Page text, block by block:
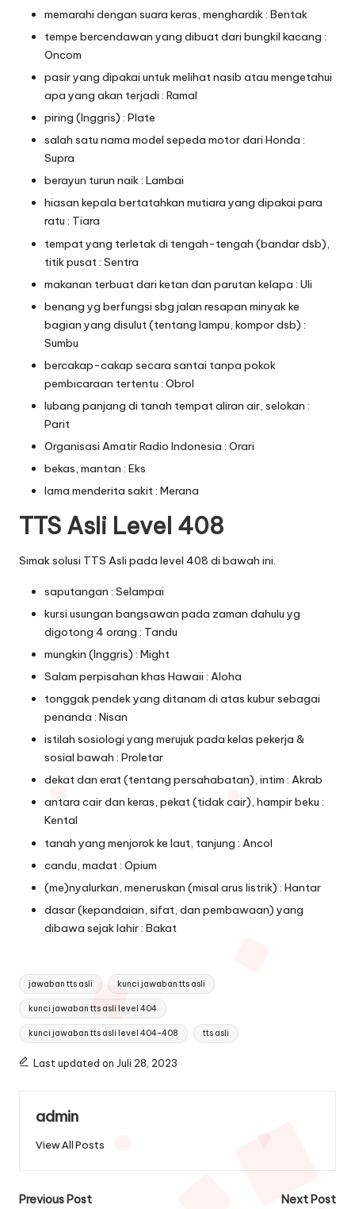
memarahi dengan suara keras, menghardik : Bentak
tempe bercendawan yang dibuat dari bungkil kacang :
Oncom
pasir yang dipakai untuk melihat nasib atau mengetahui
apa yang akan terjadi : Ramal
piring (Inggris) : Plate
salah satu nama model sepeda motor dari Honda :
Supra
berayun turun naik : Lambai
hiasan kepala bertatahkan mutiara yang dipakai para
ratu : Tiara
tempat yang terletak di tengah-tengah (bandar dsb),
titik pusat : Sentra
makanan terbuat dari ketan dan parutan kelapa : Uli
benang yg berfungsi sbg jalan resapan minyak ke
bagian yang disulut (tentang lampu, kompor dsb) :
Sumbu
bercakap-cakap secara santai tanpa pokok
pembicaraan tertentu : Obrol
lubang panjang di tanah tempat aliran air, selokan :
Parit
Organisasi Amatir Radio Indonesia : Orari
bekas, mantan : Eks
lama menderita sakit : Merana
TTS Asli Level 408
Simak solusi TTS Asli pada level 408 di bawah ini.
saputangan : Selampai
kursi usungan bangsawan pada zaman dahulu yg
digotong 4 orang : Tandu
mungkin (Inggris) : Might
Salam perpisahan khas Hawaii : Aloha
tonggak pendek yang ditanam di atas kubur sebagai
penanda : Nisan
istilah sosiologi yang merujuk pada kelas pekerja &
sosial bawah : Proletar
dekat dan erat (tentang persahabatan), intim : Akrab
antara cair dan keras, pekat (tidak cair), hampir beku :
Kental
tanah yang menjorok ke laut, tanjung : Ancol
candu, madat : Opium
(me)nyalurkan, meneruskan (misal arus listrik) : Hantar
dasar (kepandaian, sifat, dan pembawaan) yang
dibawa sejak lahir : Bakat
Tags:
jawaban tts asli kunci jawaban tts asli
kunci jawaban tts asli level 404
kunci jawaban tts asli level 404-408 tts asli
Last updated on Juli 28, 2023
admin
View All Posts
Post
Previous Post Next Post